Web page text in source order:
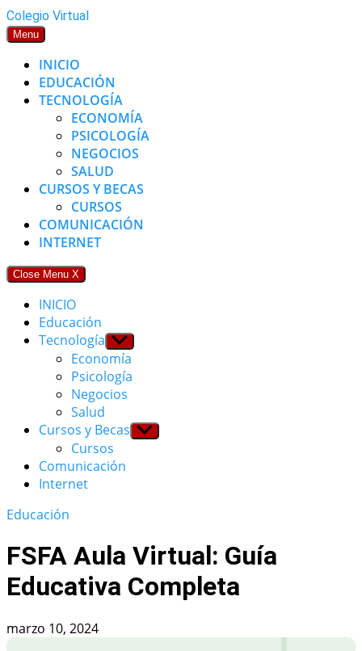
Skip
to
Colegio Virtual
Menu
INICIO
EDUCACIÓN
TECNOLOGÍA
ECONOMÍA
PSICOLOGÍA
NEGOCIOS
SALUD
CURSOS Y BECAS
CURSOS
COMUNICACIÓN
INTERNET
Close Menu X
INICIO
Educación
Tecnología Show
sub
menu
Economía
Psicología
Negocios
Salud
Cursos y Becas Show
sub
Cursos
Comunicación
Internet
Educación
FSFA Aula Virtual: Guía
Educativa Completa
marzo 10, 2024